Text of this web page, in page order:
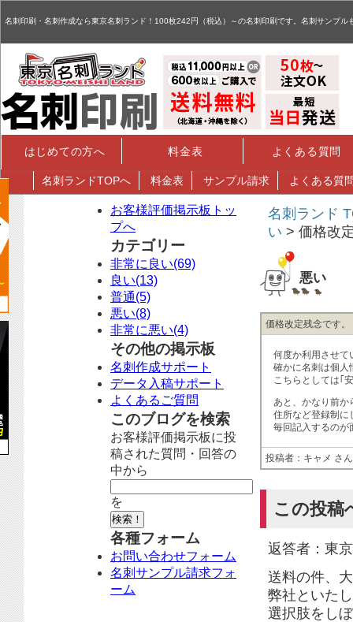
名刺印刷・名刺作成なら東京名刺ランド！100枚242円（税込）～の名刺印刷です。名刺サンプル
はじめての方へ 料金表 よくある質問
名刺 ランドTOPへ 料金表 サンプル請求 よくある質
名刺ランド
い > 価格改
悪い
価格改定残念です。
投稿者：キャメ さん
何度か利用させて
確かに名刺は個人
こちらとしては｢
あと、かなり前か
住所など登録制に
毎回記入するのが
この投稿
返答者：東
送料の件、
弊社といた
選択肢をし
お客様評価掲示板トッ
プへ
カテゴリー
非常に良い(69)
良い(13)
普通(5)
悪い(8)
非常に悪い(4)
その他の掲示板
名刺作成サポート
データ入稿サポート
よくあるご質問
このブログを検索
お客様評価掲示板に投
稿された質問・回答の
中から
を
各種フォーム
お問い合わせフォーム
名刺サンプル請求フォ
ーム